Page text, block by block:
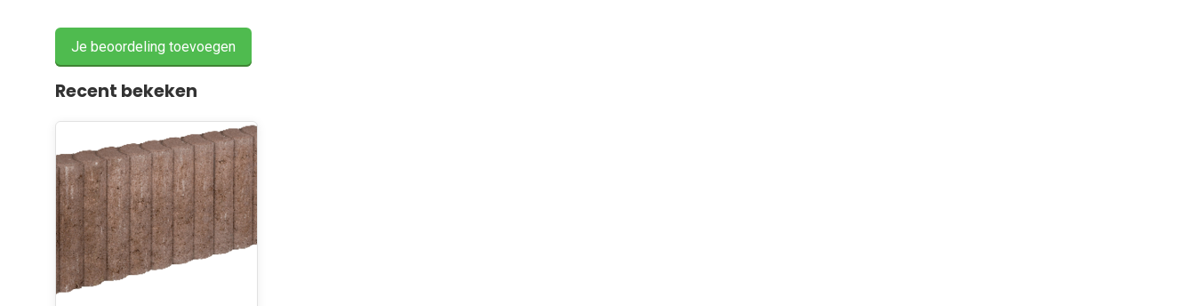
Je beoordeling toevoegen
Recent bekeken